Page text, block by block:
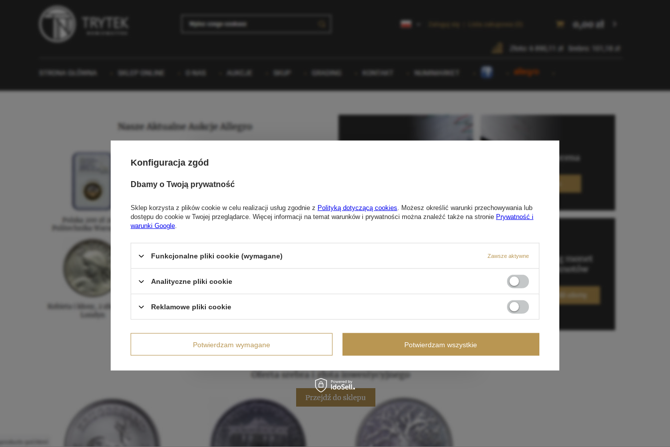
Konfiguracja zgód
Dbamy o Twoją prywatność
Sklep korzysta z plików cookie w celu realizacji usług zgodnie z Polityką dotyczącą cookies . Możesz określić warunki przechowywania lub
dostępu do cookie w Twojej przeglądarce. Więcej informacji na temat warunków i prywatności można znaleźć także na stronie Prywatność i
warunki Google
Funkcjonalne pliki cookie (wymagane) Zawsze aktywne
Analityczne pliki cookie
Reklamowe pliki cookie
Potwierdzam wymagane Potwierdzam wszystkie